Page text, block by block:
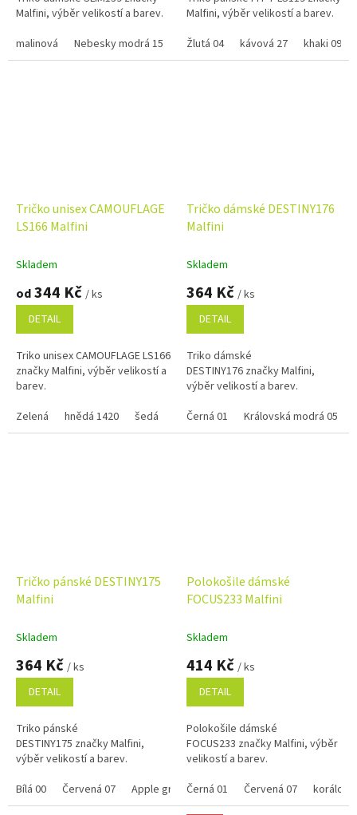
Malfini, výběr velikostí a barev.
malinová
Nebesky modrá 15 fuchsia red 49 trávově zelená 39
Malfini, výběr velikostí a barev.
Žlutá 04
kávová 27 khaki 09
Tričko unisex CAMOUFLAGE
LS166 Malfini
Skladem
od344 Kč / ks
DETAIL
Triko unisex CAMOUFLAGE LS166
značky Malfini, výběr velikostí a
barev.
Zelená
hnědá 1420 šedá
Tričko dámské DESTINY176
Malfini
Skladem
364 Kč / ks
DETAIL
Triko dámské
DESTINY176 značky Malfini,
výběr velikostí a barev.
Černá 01
Královská modrá 05
Tričko pánské DESTINY175
Malfini
Skladem
364 Kč / ks
DETAIL
Triko pánské
DESTINY175 značky Malfini,
výběr velikostí a barev.
Bílá 00
Červená 07 Apple green 92 námořní modrá neon
Polokošile dámské
FOCUS233 Malfini
Skladem
414 Kč / ks
DETAIL
Polokošile dámské
FOCUS233 značky Malfini, výběr
velikostí a barev.
Černá 01
Červená 07 korálová